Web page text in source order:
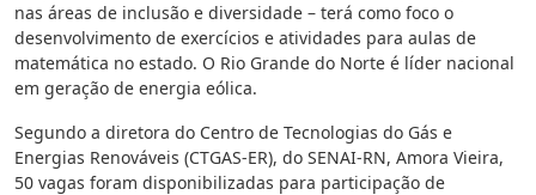
nas áreas de inclusão e diversidade – terá como foco o
desenvolvimento de exercícios e atividades para aulas de
matemática no estado. O Rio Grande do Norte é líder nacional
em geração de energia eólica.
Segundo a diretora do Centro de Tecnologias do Gás e
Energias Renováveis (CTGAS-ER), do SENAI-RN, Amora Vieira,
50 vagas foram disponibilizadas para participação de